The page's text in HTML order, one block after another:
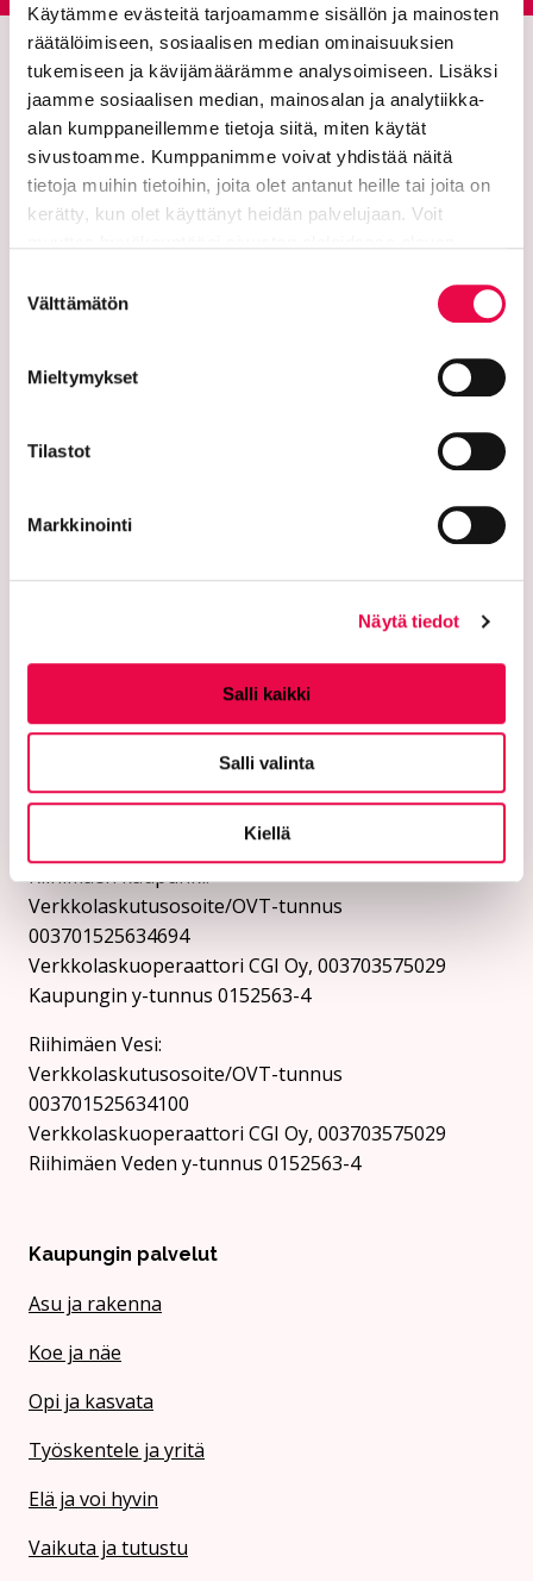
Käytämme evästeitä tarjoamamme sisällön ja mainosten
räätälöimiseen, sosiaalisen median ominaisuuksien
tukemiseen ja kävijämäärämme analysoimiseen. Lisäksi
jaamme sosiaalisen median, mainosalan ja analytiikka-
alan kumppaneillemme tietoja siitä, miten käytät
sivustoamme. Kumppanimme voivat yhdistää näitä
tietoja muihin tietoihin, joita olet antanut heille tai joita on
kerätty, kun olet käyttänyt heidän palvelujaan. Voit
valinta
Välttämätön
Mieltymykset
Tilastot
Markkinointi
Näytä tiedot
Salli kaikki
Salli valinta
Kiellä
PL 125 (Eteläinen Asemakatu 2)
Sähköpostiosoitteet:
Turvasähköpostiosoite:
Ethän lähetä henkilötietoja tai arkaluonteisia
asiakastietoja suojaamattomassa sähköpostissa.
turvasähköpostin lähettämiseen.
Verkkolaskutusosoitteet:
Lähetä laskut verkkolaskuina
verkkolaskuosoitteeseen. Kaupunki ja Riihimäen Vesi
eivät vastaanota laskuja sähköpostin liitteenä.
Riihimäen kaupunki:
Verkkolaskutusosoite/OVT-tunnus
003701525634694
Verkkolaskuoperaattori CGI Oy, 003703575029
Kaupungin y-tunnus 0152563-4
Rii­hi­mäen Vesi:
Verkkolaskutusosoite/OVT-tunnus
003701525634100
Verkkolaskuoperaattori CGI Oy, 003703575029
Riihimäen Veden y-tunnus 0152563-4
Kaupungin palvelut
Asu ja rakenna
Koe ja näe
Opi ja kasvata
Työskentele ja yritä
Elä ja voi hyvin
Vaikuta ja tutustu